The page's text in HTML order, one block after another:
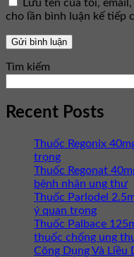
Lưu tên của tôi,
cho lần bình luận kế tiếp
Tìm kiếm
Recent Posts
Thuốc Regonix
trọng
Thuốc Regonat
bệnh nhân ung thư
Thuốc Parlodel
ý quan trọng
Thuốc Palbace
thuốc chống ung
Công Dụng Và